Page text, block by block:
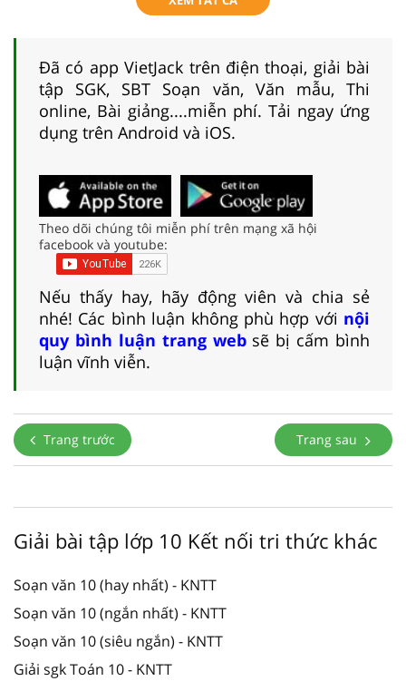
Đã có app VietJack trên điện thoại, giải bài
tập SGK, SBT Soạn văn, Văn mẫu, Thi
online, Bài giảng....miễn phí. Tải ngay ứng
dụng trên Android và iOS.
Theo dõi chúng tôi miễn phí trên mạng xã hội
facebook và youtube:
Nếu thấy hay, hãy động viên và chia sẻ
nhé! Các bình luận không phù hợp với nội
quy bình luận trang websẽ bị cấm bình
luận vĩnh viễn.
Trang trước Trang sau
Giải bài tập lớp 10 Kết nối tri thức khác
Soạn văn 10 (hay nhất) - KNTT
Soạn văn 10 (ngắn nhất) - KNTT
Soạn văn 10 (siêu ngắn) - KNTT
Giải sgk Toán 10 - KNTT